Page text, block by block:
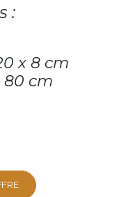
:
x 8 cm
80 cm